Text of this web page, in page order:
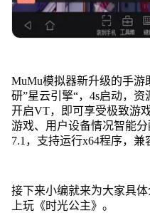
MuMu模拟器新升级的手游
研”星云引擎“，4s启动，
开启VT，即可享受极致游
游戏、用户设备情况智能
7.1，支持运行x64程序，兼
接下来小编就来为大家具
上玩《时光公主》。